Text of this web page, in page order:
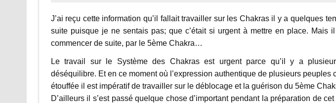
J’ai reçu cette information qu’il fallait travailler sur les Chakras il y a quelques
suite puisque je ne sentais pas; que c’était si urgent à mettre en place. Mais
commencer de suite, par le 5ème Chakra…
Le travail sur le Système des Chakras est urgent parce qu’il y a
déséquilibre. Et en ce moment où l’expression authentique de plusieurs peuples
étouffée il est impératif de travailler sur le déblocage et la guérison du 5ème
D’ailleurs il s’est passé quelque chose d’important pendant la préparation de